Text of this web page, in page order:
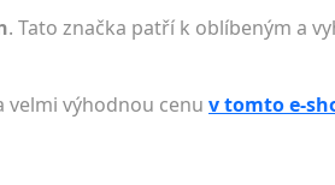
. Tato značka patří k oblíbeným a
velmi výhodnou cenu v tomto e-